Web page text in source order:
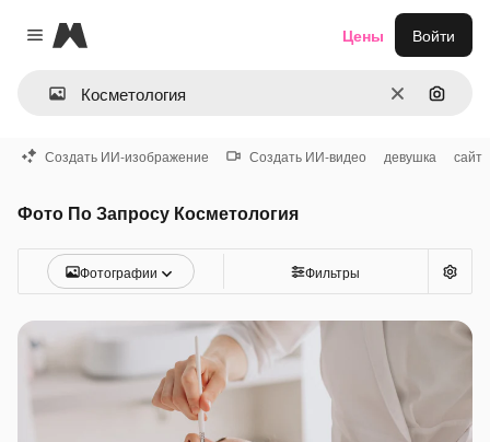
Close menu
Magnific
ОчиститьПоиск
Цены Войти
Создать ИИ-изображение Создать ИИ-видео девушка сайт
Фото По Запросу Косметология
Фотографии Фильтры